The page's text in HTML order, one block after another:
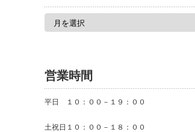
営業時間
平日 １０：００－１９：００
土祝日１０：００－１８：００